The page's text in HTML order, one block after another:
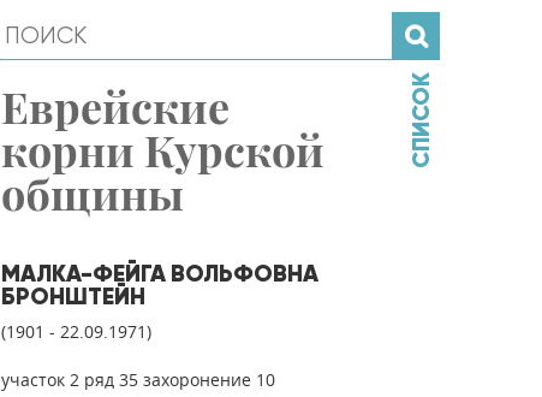
Еврейские
корни Курской
общины
МАЛКА-ФЕЙГА ВОЛЬФОВНА
БРОНШТЕЙН
(1901 - 22.09.1971)
участок 2 ряд 35 захоронение 10
СПИСОК